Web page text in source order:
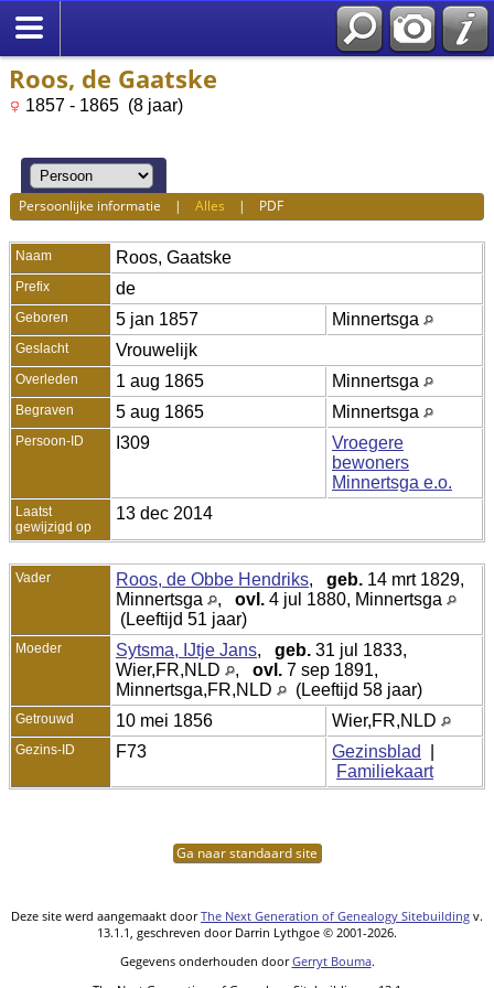
Roos, de Gaatske
1857 - 1865 (8 jaar)
Persoonlijke informatie |Alles | PDF
Naam Roos, Gaatske
Prefix de
Geboren 5 jan 1857 Minnertsga
Geslacht Vrouwelijk
Overleden 1 aug 1865 Minnertsga
Begraven 5 aug 1865 Minnertsga
Persoon-ID I309
Vroegere
bewoners
Minnertsga e.o.
Laatst
gewijzigd op
13 dec 2014
Vader Roos, de Obbe Hendriks, geb. 14 mrt 1829,
Minnertsga
, ovl. 4 jul 1880, Minnertsga
(Leeftijd 51 jaar)
Moeder Sytsma, IJtje Jans, geb. 31 jul 1833,
Wier,FR,NLD
, ovl. 7 sep 1891,
Minnertsga,FR,NLD
(Leeftijd 58 jaar)
Getrouwd 10 mei 1856 Wier,FR,NLD
Gezins-ID F73 Gezinsblad
Familiekaart
Ga naar standaard site
Deze site werd aangemaakt doorThe Next Generation of Genealogy Sitebuilding v.
13.1.1, geschreven door Darrin Lythgoe © 2001-2026.
Gegevens onderhouden doorGerryt Bouma.